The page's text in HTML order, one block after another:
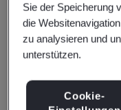
Hong
Sie der Speicherung
die
zu analysieren und
unterstützen.
Cookie-